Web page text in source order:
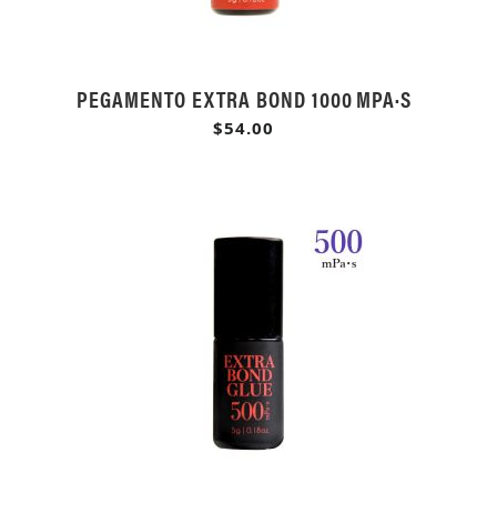
PEGAMENTO EXTRA BOND 1000 MPA·S
$54.00